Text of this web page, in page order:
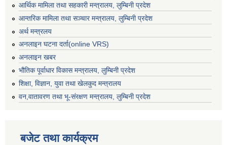
आर्थिक मामिला तथा सहकारी मन्त्रालय, लुम्बिनी प्रदेश
आन्तरिक मामिला तथा सञ्चार मन्त्रालय, लुम्बिनी प्रदेश
अर्थ मन्त्रलय
अनलाइन घटना दर्ता(online VRS)
अनलाइन खबर
भौतिक पूर्वाधार विकास मन्त्रालय, लुम्बिनी प्रदेश
शिक्षा, विज्ञान, युवा तथा खेलकुद मन्‍‍त्रालय
वन,वातावरण तथा भू-संरक्षण मन्त्रालय, लुम्बिनी प्रदेश
बजेट तथा कार्यक्रम